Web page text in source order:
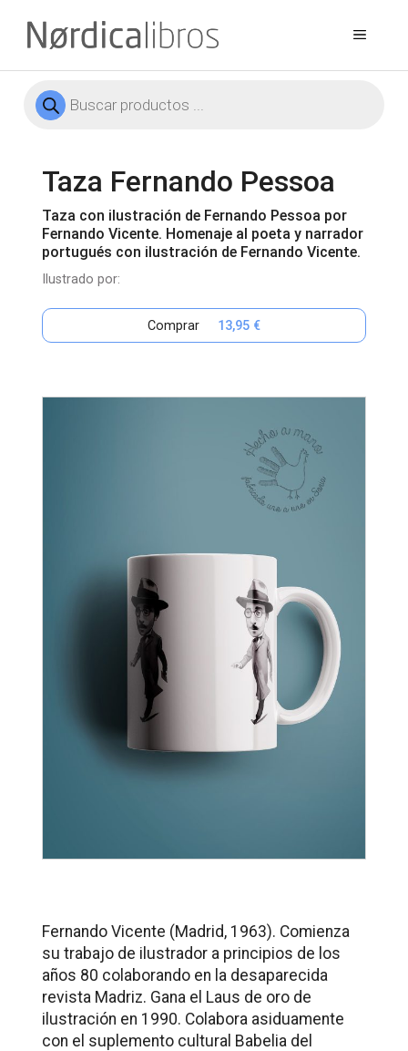
contenido
Menú
Búsqueda
de
Taza Fernando Pessoa
Taza con ilustración de Fernando Pessoa por
Fernando Vicente. Homenaje al poeta y narrador
portugués con ilustración de Fernando Vicente.
Ilustrado por:
Comprar 13,95 €
Fernando Vicente (Madrid, 1963). Comienza
su trabajo de ilustrador a principios de los
años 80 colaborando en la desaparecida
revista Madriz. Gana el Laus de oro de
ilustración en 1990. Colabora asiduamente
con el suplemento cultural Babelia del